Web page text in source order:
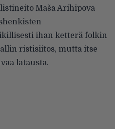
Maša Arihipova
ihan ketterä folkin
ristisiitos, mutta itse
latausta.